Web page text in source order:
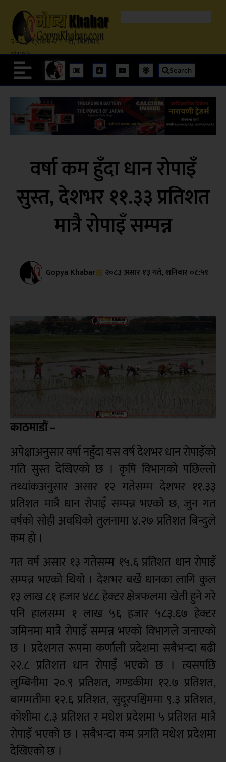
२०८३ श्रावण २१ गते, बिहीबार
०७:०५
Search
वर्षा कम हुँदा धान रोपाइँ
सुस्त, देशभर ११.३३ प्रतिशत
मात्रै रोपाइँ सम्पन्न
Gopya Khabar २०८३ असार १३ गते, शनिबार ०८:५९
काठमाडौं –
अपेक्षाअनुसार वर्षा नहुँदा यस वर्ष देशभर धान रोपाइँको
गति सुस्त देखिएको छ । कृषि विभागको पछिल्लो
तथ्यांकअनुसार असार १२ गतेसम्म देशभर ११.३३
प्रतिशत मात्रै धान रोपाइँ सम्पन्न भएको छ, जुन गत
वर्षको सोही अवधिको तुलनामा ४.२७ प्रतिशत बिन्दुले
कम हो ।
गत वर्ष असार १३ गतेसम्म १५.६ प्रतिशत धान रोपाइँ
सम्पन्न भएको थियो । देशभर बर्खे धानका लागि कुल
१३ लाख ८१ हजार ४८८ हेक्टर क्षेत्रफलमा खेती हुने गरे
पनि हालसम्म १ लाख ५६ हजार ५८३.६७ हेक्टर
जमिनमा मात्रै रोपाइँ सम्पन्न भएको विभागले जनाएको
छ । प्रदेशगत रूपमा कर्णाली प्रदेशमा सबैभन्दा बढी
२२.८ प्रतिशत धान रोपाइँ भएको छ । त्यसपछि
लुम्बिनीमा २०.९ प्रतिशत, गण्डकीमा १२.७ प्रतिशत,
बागमतीमा १२.६ प्रतिशत, सुदूरपश्चिममा ९.३ प्रतिशत,
कोशीमा ८.३ प्रतिशत र मधेश प्रदेशमा ५ प्रतिशत मात्रै
रोपाइँ भएको छ । सबैभन्दा कम प्रगति मधेश प्रदेशमा
देखिएको छ ।